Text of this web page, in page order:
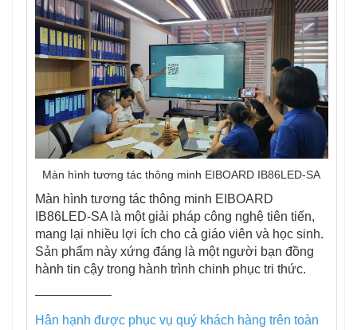
Màn hình tương tác thông minh EIBOARD IB86LED-SA
Màn hình tương tác thông minh EIBOARD
IB86LED-SA là một giải pháp công nghệ tiên tiến,
mang lại nhiều lợi ích cho cả giáo viên và học sinh.
Sản phẩm này xứng đáng là một người bạn đồng
hành tin cậy trong hành trình chinh phục tri thức.
——————
Hân hạnh được phục vụ quý khách hàng trên toàn